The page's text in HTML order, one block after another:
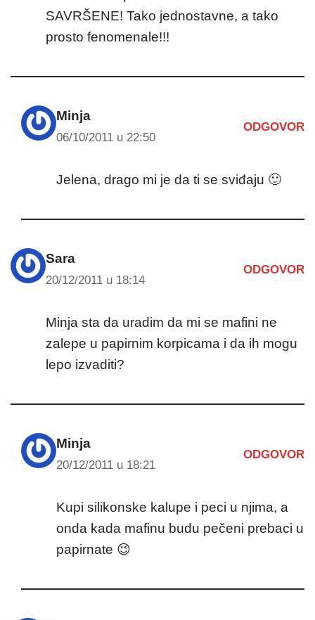
SAVRŠENE! Tako jednostavne, a tako
prosto fenomenale!!!
Minja
06/10/2011 u 22:50
ODGOVOR
Jelena, drago mi je da ti se sviđaju 🙂
Sara
20/12/2011 u 18:14
ODGOVOR
Minja sta da uradim da mi se mafini ne
zalepe u papirnim korpicama i da ih mogu
lepo izvaditi?
Minja
20/12/2011 u 18:21
ODGOVOR
Kupi silikonske kalupe i peci u njima, a
onda kada mafinu budu pečeni prebaci u
papirnate 😉